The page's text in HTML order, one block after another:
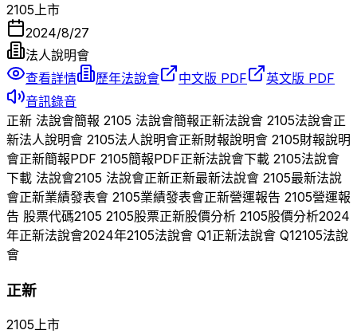
2105 上市
2024/8/27
法人說明會
查看詳情
歷年法說會 中文版 PDF
英文版 PDF
音訊錄音
正新 法說會簡報 2105 法說會簡報正新法說會 2105法說會正
新法人說明會 2105法人說明會正新財報說明會 2105財報說明
會正新簡報PDF 2105簡報PDF正新法說會下載 2105法說會
下載 法說會2105 法說會正新正新最新法說會 2105最新法說
會正新業績發表會 2105業績發表會正新營運報告 2105營運報
告 股票代碼2105 2105股票正新股價分析 2105股價分析2024
年正新法說會2024年2105法說會 Q1正新法說會 Q12105法說
會
正新
2105上市